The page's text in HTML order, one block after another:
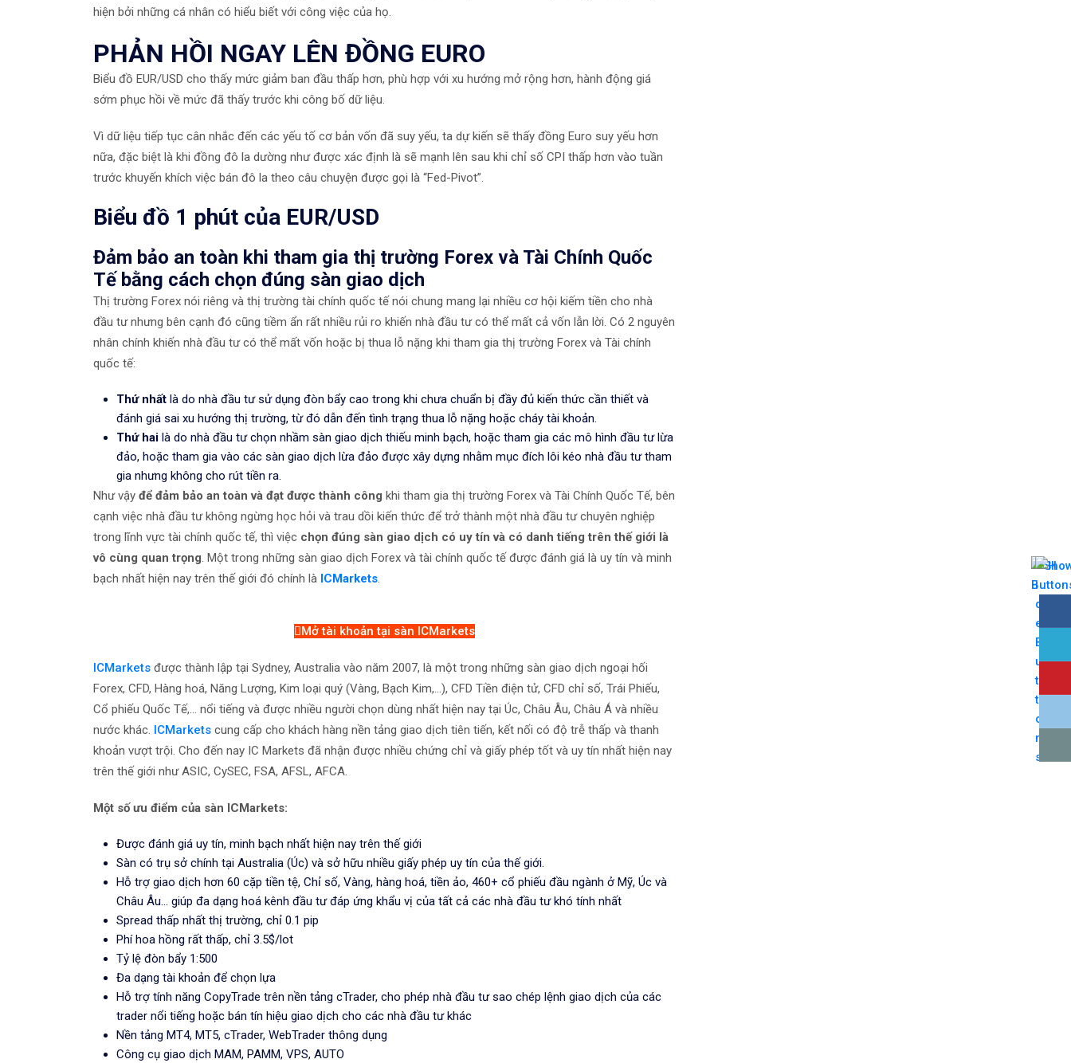
hiện bởi những cá nhân có hiểu biết với công việc của họ.
PHẢN HỒI NGAY LÊN ĐỒNG EURO
Biểu đồ EUR/USD cho thấy mức giảm ban đầu thấp hơn, phù hợp với xu hướng mở rộng hơn, hành động giá
sớm phục hồi về mức đã thấy trước khi công bố dữ liệu.
Vì dữ liệu tiếp tục cân nhắc đến các yếu tố cơ bản vốn đã suy yếu, ta dự kiến ​​sẽ thấy đồng Euro suy yếu hơn
nữa, đặc biệt là khi đồng đô la dường như được xác định là sẽ mạnh lên sau khi chỉ số CPI thấp hơn vào tuần
trước khuyến khích việc bán đô la theo câu chuyện được gọi là “Fed-Pivot”.
Biểu đồ 1 phút của EUR/USD
Đảm bảo an toàn khi tham gia thị trường Forex và Tài Chính Quốc
Tế bằng cách chọn đúng sàn giao dịch
Thị trường Forex nói riêng và thị trường tài chính quốc tế nói chung mang lại nhiều cơ hội kiếm tiền cho nhà
đầu tư nhưng bên cạnh đó cũng tiềm ẩn rất nhiều rủi ro khiến nhà đầu tư có thể mất cả vốn lẫn lời. Có 2 nguyên
nhân chính khiến nhà đầu tư có thể mất vốn hoặc bị thua lỗ nặng khi tham gia thị trường Forex và Tài chính
quốc tế:
Thứ nhất là do nhà đầu tư sử dụng đòn bẩy cao trong khi chưa chuẩn bị đầy đủ kiến thức cần thiết và
đánh giá sai xu hướng thị trường, từ đó dẫn đến tình trạng thua lỗ nặng hoặc cháy tài khoản.
Thứ hai là do nhà đầu tư chọn nhầm sàn giao dịch thiếu minh bạch, hoặc tham gia các mô hình đầu tư lừa
đảo, hoặc tham gia vào các sàn giao dịch lừa đảo được xây dựng nhằm mục đích lôi kéo nhà đầu tư tham
gia nhưng không cho rút tiền ra.
Như vậy để đảm bảo an toàn và đạt được thành công khi tham gia thị trường Forex và Tài Chính Quốc Tế, bên
cạnh việc nhà đầu tư không ngừng học hỏi và trau dồi kiến thức để trở thành một nhà đầu tư chuyên nghiệp
trong lĩnh vực tài chính quốc tế, thì việc chọn đúng sàn giao dịch có uy tín và có danh tiếng trên thế giới là
vô cùng quan trọng. Một trong những sàn giao dịch Forex và tài chính quốc tế được đánh giá là uy tín và minh
bạch nhất hiện nay trên thế giới đó chính là ICMarkets.
Mở tài khoản tại sàn ICMarkets
ICMarkets được thành lập tại Sydney, Australia vào năm 2007, là một trong những sàn giao dịch ngoại hối
Forex, CFD, Hàng hoá, Năng Lượng, Kim loại quý (Vàng, Bạch Kim,...), CFD Tiền điện tử, CFD chỉ số, Trái Phiếu,
Cổ phiếu Quốc Tế,... nổi tiếng và được nhiều người chọn dùng nhất hiện nay tại Úc, Châu Âu, Châu Á và nhiều
nước khác. ICMarkets cung cấp cho khách hàng nền tảng giao dịch tiên tiến, kết nối có độ trễ thấp và thanh
khoản vượt trội. Cho đến nay IC Markets đã nhận được nhiều chứng chỉ và giấy phép tốt và uy tín nhất hiện nay
trên thế giới như ASIC, CySEC, FSA, AFSL, AFCA.
Một số ưu điểm của sàn ICMarkets:
Được đánh giá uy tín, minh bạch nhất hiện nay trên thế giới
Sàn có trụ sở chính tại Australia (Úc) và sở hữu nhiều giấy phép uy tín của thế giới.
Hỗ trợ giao dịch hơn 60 cặp tiền tệ, Chỉ số, Vàng, hàng hoá, tiền ảo, 460+ cổ phiếu đầu ngành ở Mỹ, Úc và
Châu Âu... giúp đa dạng hoá kênh đầu tư đáp ứng khẩu vị của tất cả các nhà đầu tư khó tính nhất
Spread thấp nhất thị trường, chỉ 0.1 pip
Phí hoa hồng rất thấp, chỉ 3.5$/lot
Tỷ lệ đòn bẩy 1:500
Đa dạng tài khoản để chọn lựa
Hỗ trợ tính năng CopyTrade trên nền tảng cTrader, cho phép nhà đầu tư sao chép lệnh giao dịch của các
trader nổi tiếng hoặc bán tín hiệu giao dịch cho các nhà đầu tư khác
Nền tảng MT4, MT5, cTrader, WebTrader thông dụng
Công cụ giao dịch MAM, PAMM, VPS, AUTO